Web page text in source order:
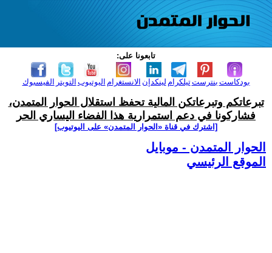
تابعونا على:
الفيسبوك التويتر اليوتيوب الانستغرام لينكدإن تيلكرامبنترست بودكاست
تبرعاتكم وتبرعاتكن المالية تحفظ استقلال الحوار المتمدن،
فشاركونا في دعم استمرارية هذا الفضاء اليساري الحر
[اشترك في قناة ‫«الحوار المتمدن» على اليوتيوب]
الحوار المتمدن - موبايل
الموقع الرئيسي